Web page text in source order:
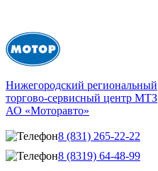
Нижегородский региональный
торгово-сервисный центр МТЗ
АО «Моторавто»
8 (831) 265-22-22
8 (8319) 64-48-99